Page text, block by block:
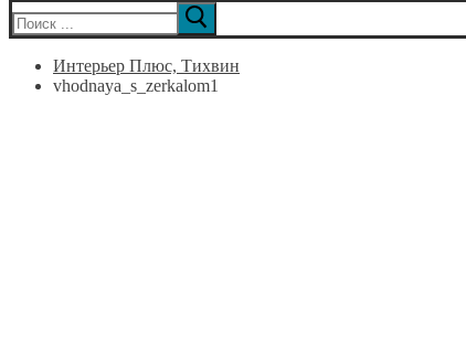
Искать:
Интерьер Плюс, Тихвин
vhodnaya_s_zerkalom1